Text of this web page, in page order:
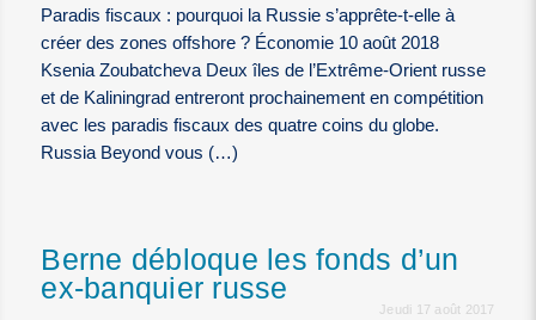
Paradis fiscaux : pourquoi la Russie s’apprête-t-elle à
créer des zones offshore ? Économie 10 août 2018
Ksenia Zoubatcheva Deux îles de l’Extrême-Orient russe
et de Kaliningrad entreront prochainement en compétition
avec les paradis fiscaux des quatre coins du globe.
Russia Beyond vous (…)
Berne débloque les fonds d’un
ex-banquier russe
Jeudi 17 août 2017